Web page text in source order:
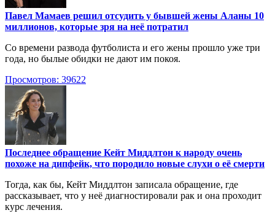
Павел Мамаев решил отсудить у бывшей жены Аланы 10
миллионов, которые зря на неё потратил
Со времени развода футболиста и его жены прошло уже три
года, но былые обидки не дают им покоя.
Просмотров: 39622
Последнее обращение Кейт Миддлтон к народу очень
похоже на дипфейк, что породило новые слухи о её смерти
Тогда, как бы, Кейт Миддлтон записала обращение, где
рассказывает, что у неё диагностировали рак и она проходит
курс лечения.